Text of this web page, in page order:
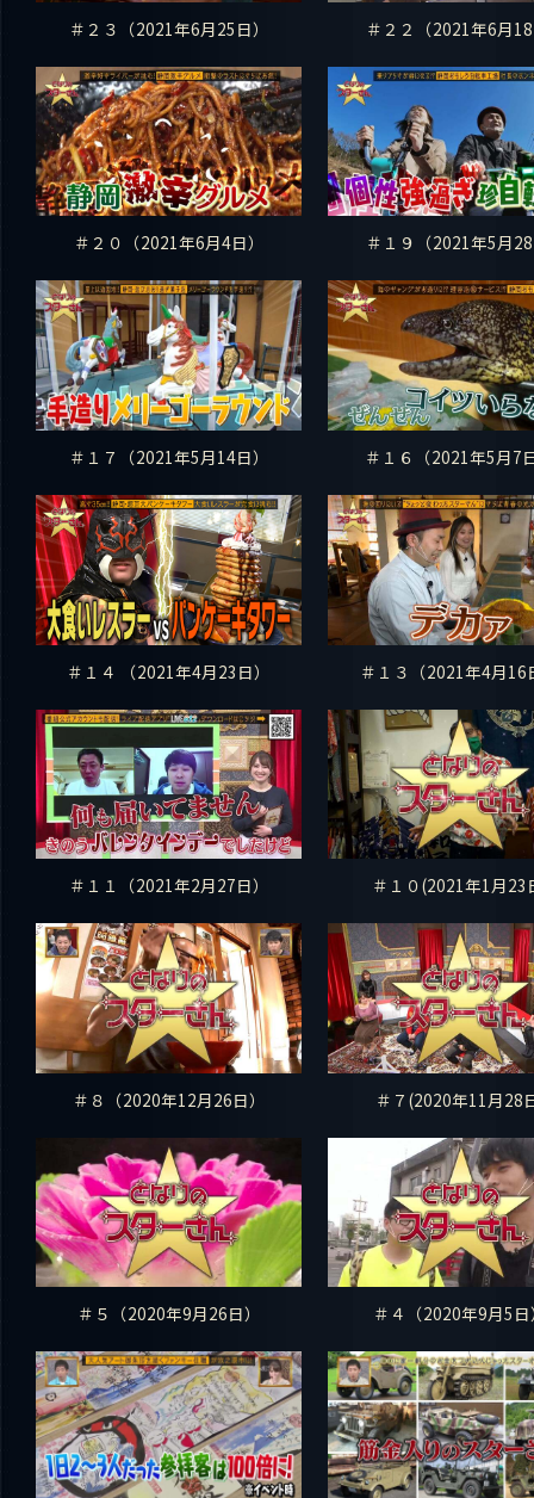
＃２３（2021年6月25日） ＃２２（2021年6月
＃２０（2021年6月4日） ＃１９（2021年5月
＃１７（2021年5月14日） ＃１６（2021年5月7
＃１４ （2021年4月23日） ＃１３（2021年4月16
＃１１（2021年2月27日） ＃１０(2021年1月23
＃８（2020年12月26日） ＃７(2020年11月28
＃５（2020年9月26日） ＃４（2020年9月5